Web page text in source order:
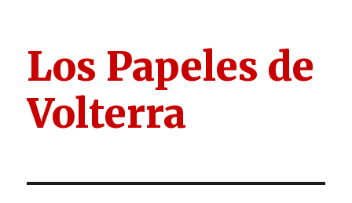
Los Papeles de
Volterra